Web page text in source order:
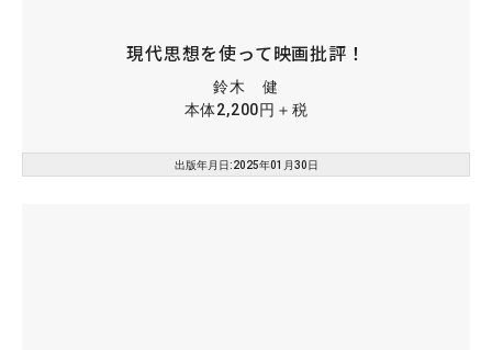
現代思想を使って映画批評！
鈴木 健
本体2,200円＋税
出版年月日:2025年01月30日